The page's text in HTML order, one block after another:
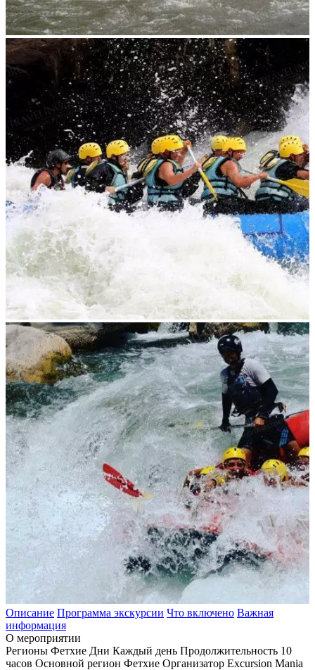
Описание Программа экскурсии Что включено Важная
информация
О мероприятии
Регионы Фетхие Дни Каждый день Продолжительность 10
часов Основной регион Фетхие Организатор Excursion Mania